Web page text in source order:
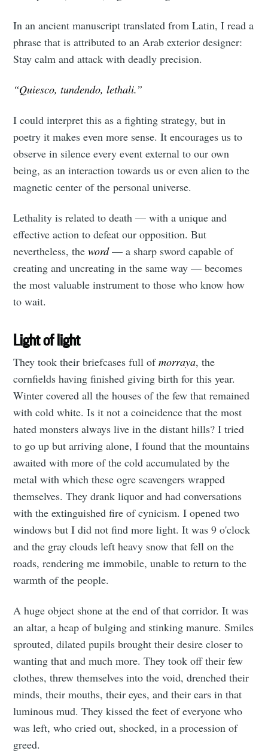
In an ancient manuscript translated from Latin, I read a
phrase that is attributed to an Arab exterior designer:
Stay calm and attack with deadly precision.
“Quiesco, tundendo, lethali.”
I could interpret this as a fighting strategy, but in
poetry it makes even more sense. It encourages us to
observe in silence every event external to our own
being, as an interaction towards us or even alien to the
magnetic center of the personal universe.
Lethality is related to death — with a unique and
effective action to defeat our opposition. But
nevertheless, theword— a sharp sword capable of
creating and uncreating in the same way — becomes
the most valuable instrument to those who know how
to wait.
Light of light
They took their briefcases full ofmorraya, the
cornfields having finished giving birth for this year.
Winter covered all the houses of the few that remained
with cold white. Is it not a coincidence that the most
hated monsters always live in the distant hills? I tried
to go up but arriving alone, I found that the mountains
awaited with more of the cold accumulated by the
metal with which these ogre scavengers wrapped
themselves. They drank liquor and had conversations
with the extinguished fire of cynicism. I opened two
windows but I did not find more light. It was 9 o'clock
and the gray clouds left heavy snow that fell on the
roads, rendering me immobile, unable to return to the
warmth of the people.
A huge object shone at the end of that corridor. It was
an altar, a heap of bulging and stinking manure. Smiles
sprouted, dilated pupils brought their desire closer to
wanting that and much more. They took off their few
clothes, threw themselves into the void, drenched their
minds, their mouths, their eyes, and their ears in that
luminous mud. They kissed the feet of everyone who
was left, who cried out, shocked, in a procession of
greed.